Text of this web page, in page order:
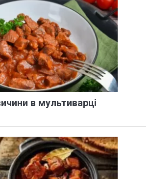
в мультиварці